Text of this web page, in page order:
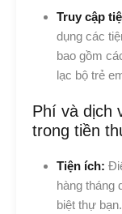
Truy cập
dụng các
bao gồm
lạc bộ trẻ
Phí và dịch
trong tiền
Tiện ích:
hàng tháng
biệt thự bạn.